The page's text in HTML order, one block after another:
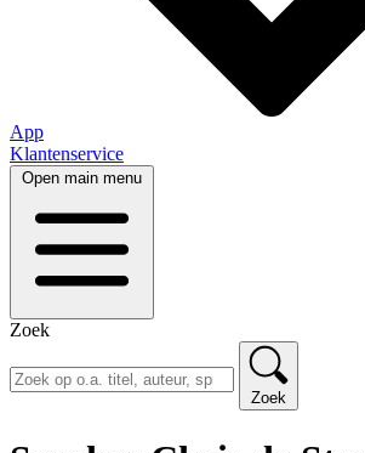
App
Klantenservice
Open main menu
Zoek
Zoek